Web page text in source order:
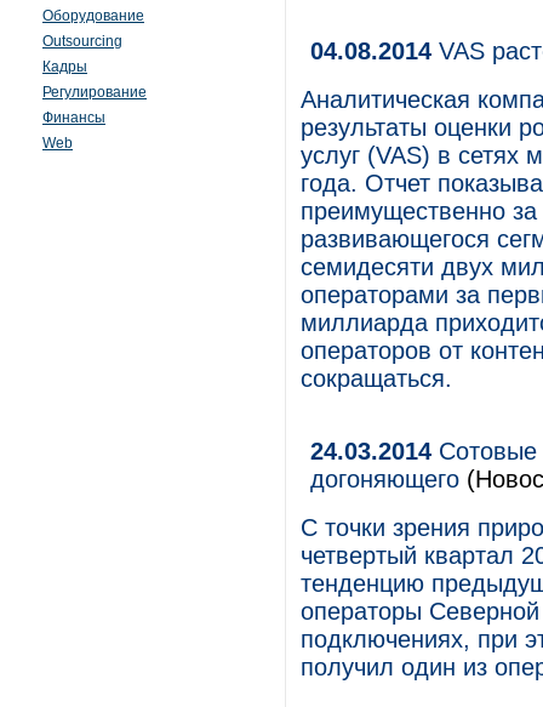
Оборудование
Outsourcing
Кадры
Регулирование
Финансы
Web
04.08.2014 VAS
Аналитическая
результаты оценки
услуг (VAS) в сетях
года. Отчет
преимущественно
развивающегося
семидесяти двух
операторами за
миллиарда
операторов от
сокращаться.
24.03.2014 Сотовые
догоняющего
С точки зрения
четвертый квартал
тенденцию
операторы
подключениях, при
получил один из